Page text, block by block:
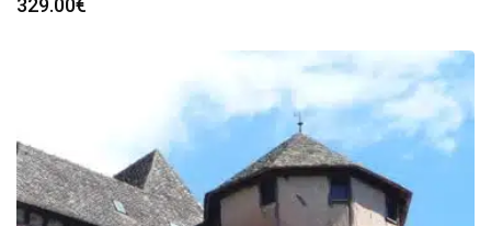
329.00€